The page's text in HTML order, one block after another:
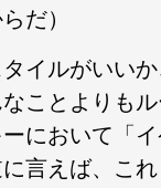
だ）
イルがいい
ことよりも
において「
言えば、こ